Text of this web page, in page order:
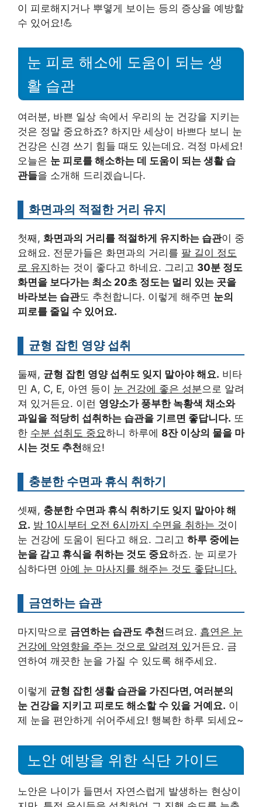
이 피로해지거나 뿌옇게 보이는 등의 증상을 예방할
수 있어요!💪
눈 피로 해소에 도움이 되는 생
활 습관
여러분, 바쁜 일상 속에서 우리의 눈 건강을 지키는
것은 정말 중요하죠? 하지만 세상이 바쁘다 보니 눈
건강은 신경 쓰기 힘들 때도 있는데요. 걱정 마세요!
오늘은 눈 피로를 해소하는 데 도움이 되는 생활 습
관들을 소개해 드리겠습니다.
화면과의 적절한 거리 유지
첫째, 화면과의 거리를 적절하게 유지하는 습관이 중
요해요. 전문가들은 화면과의 거리를 팔 길이 정도
로 유지하는 것이 좋다고 하네요. 그리고 30분 정도
화면을 보다가는 최소 20초 정도는 멀리 있는 곳을
바라보는 습관도 추천합니다. 이렇게 해주면 눈의
피로를 줄일 수 있어요.
균형 잡힌 영양 섭취
둘째, 균형 잡힌 영양 섭취도 잊지 말아야 해요. 비타
민 A, C, E, 아연 등이 눈 건강에 좋은 성분으로 알려
져 있거든요. 이런 영양소가 풍부한 녹황색 채소와
과일을 적당히 섭취하는 습관을 기르면 좋답니다. 또
한 수분 섭취도 중요하니 하루에 8잔 이상의 물을 마
시는 것도 추천해요!
충분한 수면과 휴식 취하기
셋째, 충분한 수면과 휴식 취하기도 잊지 말아야 해
요. 밤 10시부터 오전 6시까지 수면을 취하는 것이
눈 건강에 도움이 된다고 해요. 그리고 하루 중에는
눈을 감고 휴식을 취하는 것도 중요하죠. 눈 피로가
심하다면 아예 눈 마사지를 해주는 것도 좋답니다.
금연하는 습관
마지막으로 금연하는 습관도 추천드려요. 흡연은 눈
건강에 악영향을 주는 것으로 알려져 있거든요. 금
연하여 깨끗한 눈을 가질 수 있도록 해주세요.
이렇게 균형 잡힌 생활 습관을 가진다면, 여러분의
눈 건강을 지키고 피로도 해소할 수 있을 거예요. 이
제 눈을 편안하게 쉬어주세요! 행복한 하루 되세요~
노안 예방을 위한 식단 가이드
노안은 나이가 들면서 자연스럽게 발생하는 현상이